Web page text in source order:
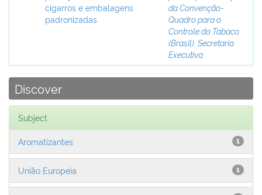
cigarros e embalagens
padronizadas
da Convenção-
Quadro para o
Controle do Tabaco
(Brasil). Secretaria
Executiva
Discover
Subject
1
Aromatizantes
1
União Europeia